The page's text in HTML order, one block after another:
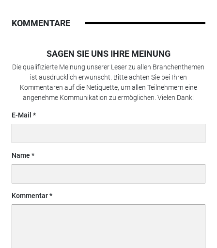
KOMMENTARE
SAGEN SIE UNS IHRE MEINUNG
Die qualifizierte Meinung unserer Leser zu allen Branchenthemen
ist ausdrücklich erwünscht. Bitte achten Sie bei Ihren
Kommentaren auf die Netiquette, um allen Teilnehmern eine
angenehme Kommunikation zu ermöglichen. Vielen Dank!
E-Mail
Name
Kommentar